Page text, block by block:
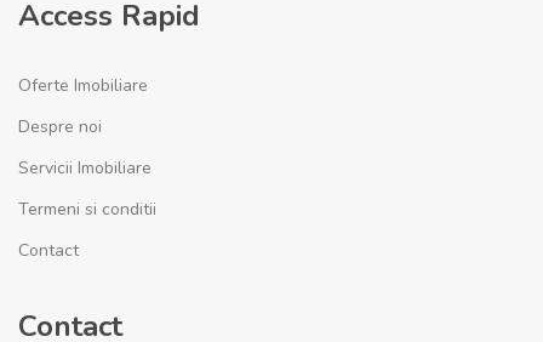
Access Rapid
Oferte Imobiliare
Despre noi
Servicii Imobiliare
Termeni si conditii
Contact
Contact